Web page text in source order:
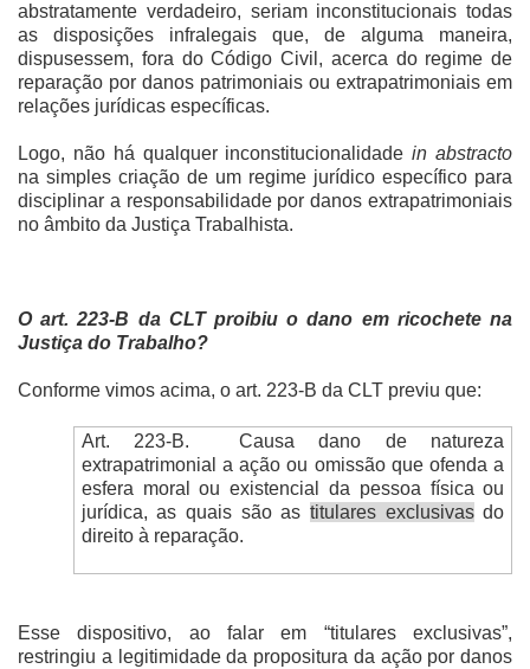
abstratamente verdadeiro, seriam inconstitucionais todas
as disposições infralegais que, de alguma maneira,
dispusessem, fora do Código Civil, acerca do regime de
reparação por danos patrimoniais ou extrapatrimoniais em
relações jurídicas específicas.
Logo, não há qualquer inconstitucionalidadein abstracto
na simples criação de um regime jurídico específico para
disciplinar a responsabilidade por danos extrapatrimoniais
no âmbito da Justiça Trabalhista.
O art. 223-B da CLT proibiu o dano em ricochete na
Justiça do Trabalho?
Conforme vimos acima, o art. 223-B da CLT previu que:
Art. 223-B.
Causa dano de natureza
extrapatrimonial a ação ou omissão que ofenda a
esfera moral ou existencial da pessoa física ou
jurídica, as quais são astitulares exclusivasdo
direito à reparação.
Esse dispositivo, ao falar em “titulares exclusivas”,
restringiu a legitimidade da propositura da ação por danos